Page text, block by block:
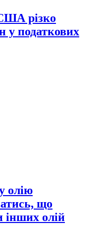
різко
у податкових
олію
що
інших олій